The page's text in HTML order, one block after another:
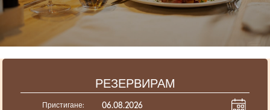
РЕЗЕРВИРАМ
Пристигане: